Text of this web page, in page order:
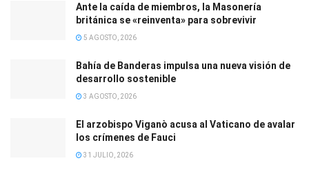
Ante la caída de miembros, la Masonería
británica se «reinventa» para sobrevivir
5 AGOSTO, 2026
Bahía de Banderas impulsa una nueva visión de
desarrollo sostenible
3 AGOSTO, 2026
El arzobispo Viganò acusa al Vaticano de avalar
los crímenes de Fauci
31 JULIO, 2026